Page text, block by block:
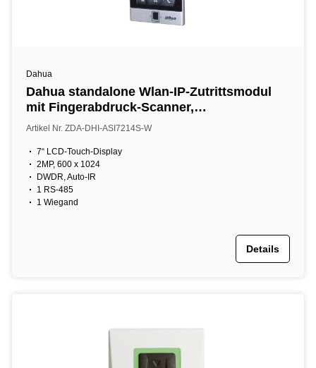
Dahua
Dahua standalone Wlan-IP-Zutrittsmodul
mit Fingerabdruck-Scanner,
GesichStandalone Wlan-IP-Zutrittsmodul
Gesichtserkennung und Kartenleser, 7"
LCD, 2 MP, 13,56 MHz, schwarzt
Artikel Nr. ZDA-DHI-ASI7214S-W
7“ LCD-Touch-Display
2MP, 600 x 1024
DWDR, Auto-IR
1 RS-485
1 Wiegand
Details